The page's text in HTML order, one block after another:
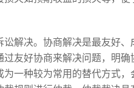
解决。协商解决是最友好、
友好协商来解决问题，明确
一种较为常用的替代方式，